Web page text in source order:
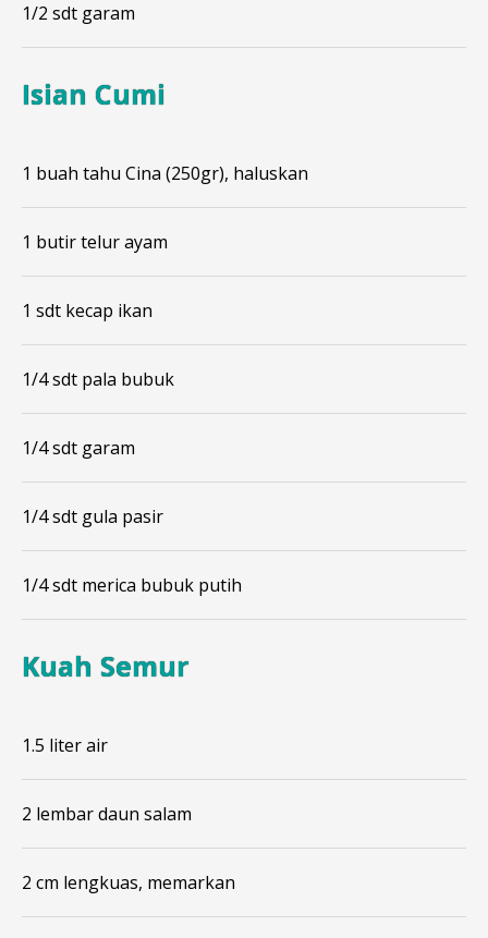
1/2 sdt garam
Isian Cumi
1 buah tahu Cina (250gr), haluskan
1 butir telur ayam
1 sdt kecap ikan
1/4 sdt pala bubuk
1/4 sdt garam
1/4 sdt gula pasir
1/4 sdt merica bubuk putih
Kuah Semur
1.5 liter air
2 lembar daun salam
2 cm lengkuas, memarkan